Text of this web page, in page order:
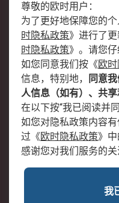
关于欧时
欧时销售条款
企业集团
关于我们
加入我们
沪公网安
尊敬的欧时用户：
为了更好地保障您的
时隐私政策》 进行了
时隐私政策》 。请您仔
如您同意我们按 《欧
信息，特别地，
同意
人信息（如有）、共
在以下按“我已阅读并同
如您对隐私政策内容
过 《欧时隐私政策》
感谢您对我们服务的关
我